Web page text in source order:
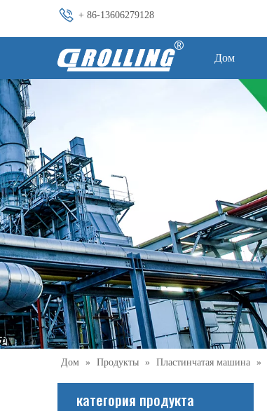
+ 86-13606279128
Дом
Дом » Продукты » Пластинчатая машина »
категория продукта